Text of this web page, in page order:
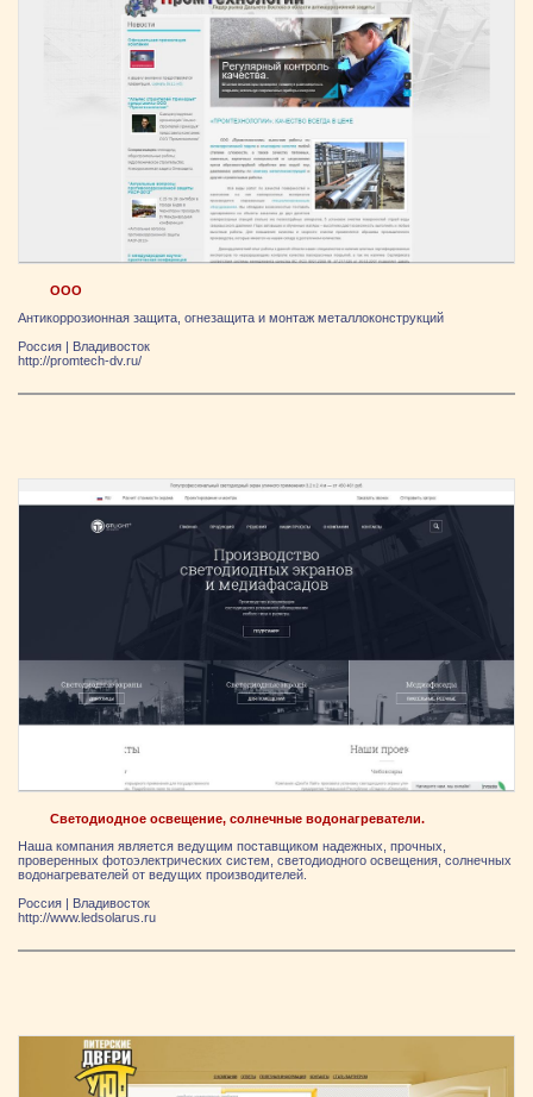
ООО
Антикоррозионная защита, огнезащита и монтаж металлоконструкций
Россия | Владивосток
http://promtech-dv.ru/
Светодиодное освещение, солнечные водонагреватели.
Наша компания является ведущим поставщиком надежных, прочных,
проверенных фотоэлектрических систем, светодиодного освещения, солнечных
водонагревателей от ведущих производителей.
Россия
Владивосток
http://www.ledsolarus.ru